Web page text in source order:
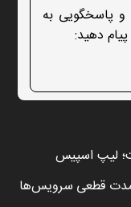
و پاسخگویی به
دهید:
لیپ اسپیس
مدت قطعی سرویس‌ها